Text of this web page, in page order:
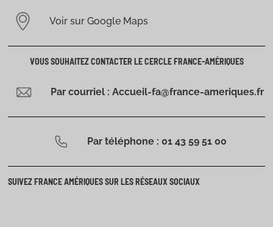
Voir sur Google Maps
VOUS SOUHAITEZ CONTACTER LE CERCLE FRANCE-AMÉRIQUES
Par courriel : Accueil-fa@france-ameriques.fr
Par téléphone : 01 43 59 51 00
SUIVEZ FRANCE AMÉRIQUES SUR LES RÉSEAUX SOCIAUX